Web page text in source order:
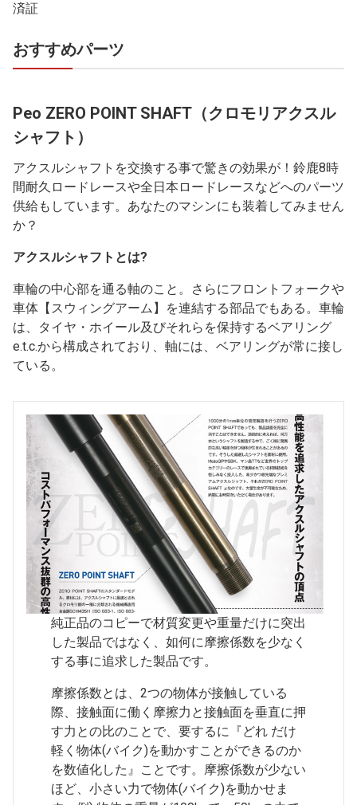
済証
おすすめパーツ
Peo ZERO POINT SHAFT（クロモリアクスル
シャフト）
アクスルシャフトを交換する事で驚きの効果が！鈴鹿8時
間耐久ロードレースや全日本ロードレースなどへのパーツ
供給もしています。あなたのマシンにも装着してみません
か？
アクスルシャフトとは?
車輪の中心部を通る軸のこと。さらにフロントフォークや
車体【スウィングアーム】を連結する部品でもある。車輪
は、タイヤ・ホイール及びそれらを保持するベアリング
e.t.c.から構成されており、軸には、ベアリングが常に接し
ている。
純正品のコピーで材質変更や重量だけに突出
した製品ではなく、如何に摩擦係数を少なく
する事に追求した製品です。
摩擦係数とは、2つの物体が接触している
際、接触面に働く摩擦力と接触面を垂直に押
す力との比のことで、要するに『どれ だけ
軽く物体(バイク)を動かすことができるのか
を数値化した』ことです。摩擦係数が少ない
ほど、小さい力で物体(バイク)を動かせま